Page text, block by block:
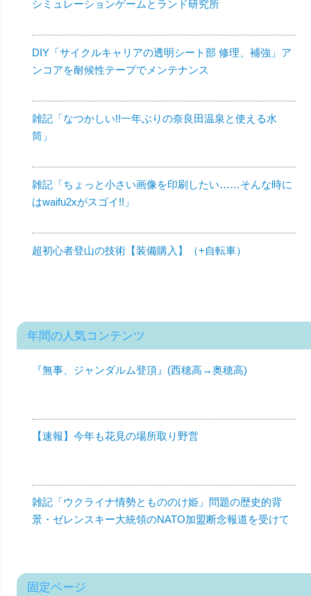
シミュレーションゲームとランド研究所
DIY「サイクルキャリアの透明シート部 修理、補強」ア
ンコアを耐候性テープでメンテナンス
雑記「なつかしい!!一年ぶりの奈良田温泉と使える水
筒」
雑記「ちょっと小さい画像を印刷したい……そんな時に
はwaifu2xがスゴイ!!」
超初心者登山の技術【装備購入】（+自転車）
年間の人気コンテンツ
『無事、ジャンダルム登頂』(西穂高→奥穂高)
【速報】今年も花見の場所取り野営
雑記「ウクライナ情勢ともののけ姫」問題の歴史的背
景・ゼレンスキー大統領のNATO加盟断念報道を受けて
固定ページ